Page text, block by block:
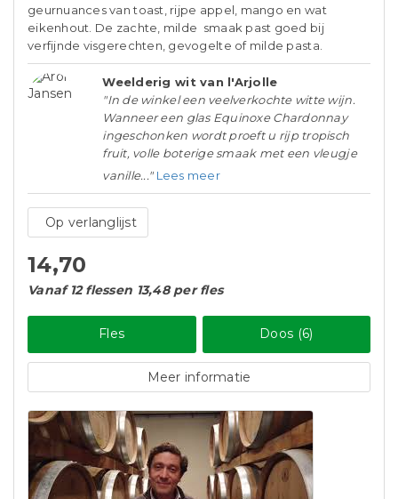
geurnuances van toast, rijpe appel, mango en wat
eikenhout. De zachte, milde smaak past goed bij
verfijnde visgerechten, gevogelte of milde pasta.
Weelderig wit van l'Arjolle
"In de winkel een veelverkochte witte wijn.
Wanneer een glas Equinoxe Chardonnay
ingeschonken wordt proeft u rijp tropisch
fruit, volle boterige smaak met een vleugje
vanille..." Lees meer
Op verlanglijst
14,70
Vanaf 12 flessen 13,48 per fles
Fles Doos (6)
Meer informatie